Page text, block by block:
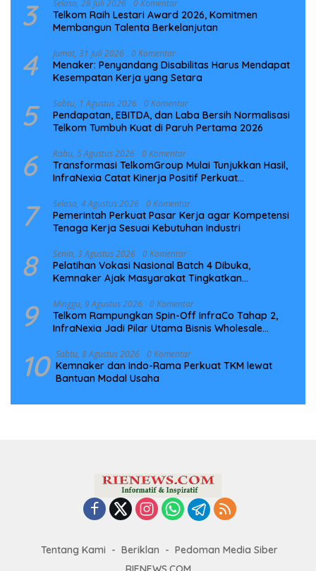
3 Selasa, 28 Juli 2026 0 Komentar
Telkom Raih Lestari Award 2026, Komitmen
Membangun Talenta Berkelanjutan
4 Jumat, 31 Juli 2026 0 Komentar
Menaker: Penyandang Disabilitas Harus Mendapat
Kesempatan Kerja yang Setara
5 Sabtu, 1 Agustus 2026 0 Komentar
Pendapatan, EBITDA, dan Laba Bersih Normalisasi
Telkom Tumbuh Kuat di Paruh Pertama 2026
6 Rabu, 5 Agustus 2026 0 Komentar
Transformasi TelkomGroup Mulai Tunjukkan Hasil,
InfraNexia Catat Kinerja Positif Perkuat
7 Selasa, 4 Agustus 2026 0 Komentar
Pemerintah Perkuat Pasar Kerja agar Kompetensi
Tenaga Kerja Sesuai Kebutuhan Industri
8 Senin, 3 Agustus 2026 0 Komentar
Pelatihan Vokasi Nasional Batch 4 Dibuka,
Kemnaker Ajak Masyarakat Tingkatkan
9 Minggu, 9 Agustus 2026 0 Komentar
Telkom Rampungkan Spin-Off InfraCo Tahap 2,
InfraNexia Jadi Pilar Utama Bisnis Wholesale
10 Sabtu, 8 Agustus 2026 0 Komentar
Kemnaker dan Indo-Rama Perkuat TKM lewat
Bantuan Modal Usaha
Tentang Kami Beriklan
Pedoman Media Siber